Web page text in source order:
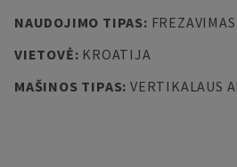
NAUDOJIMO TIPAS: FREZAVIMAS
VIETOVĖ: KROATIJA
MAŠINOS TIPAS: VERTIKALAUS